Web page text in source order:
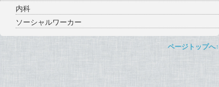
内科
ソーシャルワーカー
ページトップへ↑